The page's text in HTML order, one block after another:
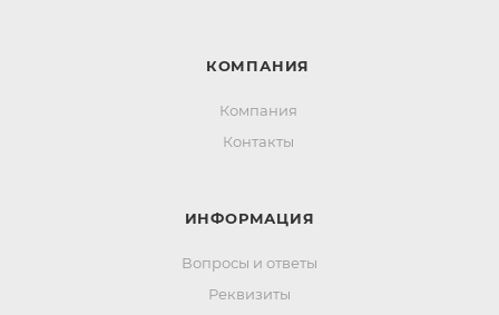
КОМПАНИЯ
Компания
Контакты
ИНФОРМАЦИЯ
Вопросы и ответы
Реквизиты